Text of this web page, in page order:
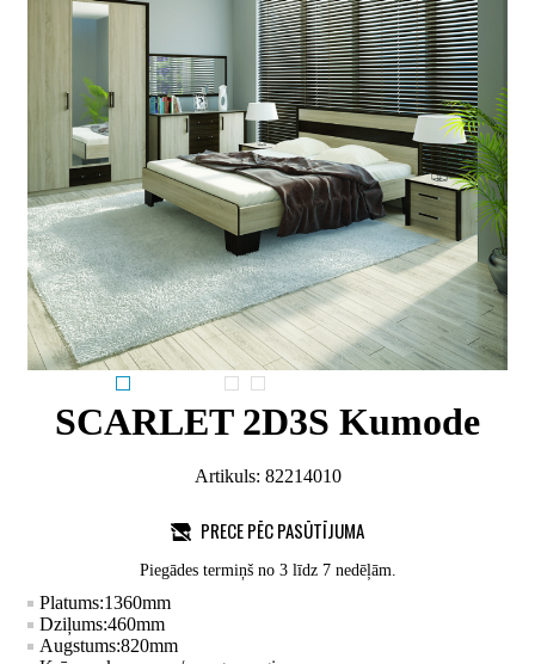
SCARLET 2D3S Kumode
Artikuls: 82214010
PRECE PĒC PASŪTĪJUMA
Piegādes termiņš no 3 līdz 7 nedēļām.
Platums:1360mm
Dziļums:460mm
Augstums:820mm